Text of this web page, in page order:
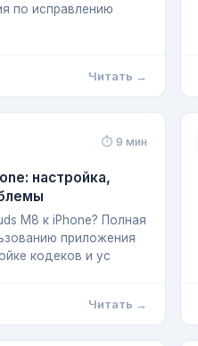
по исправлению
Читать →
⏱ 9 мин
настройка,
M8 к iPhone? Полная
приложения
кодеков и ус
Читать →